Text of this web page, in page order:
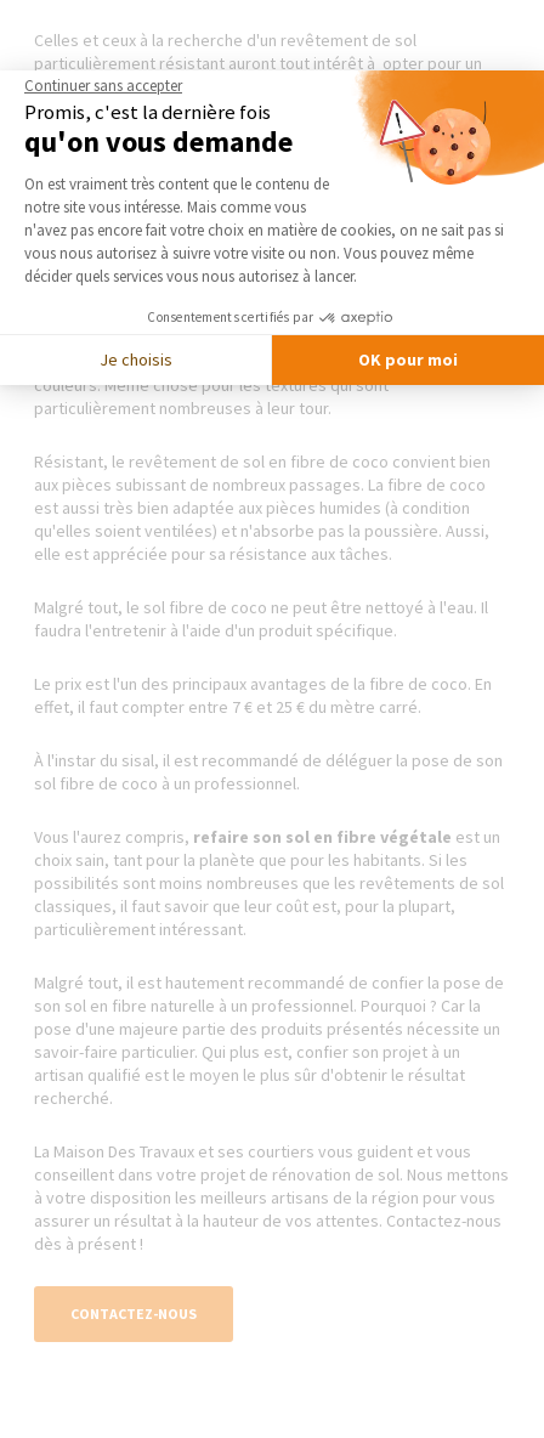
Celles et ceux à la recherche d'un revêtement de sol
particulièrement résistant auront tout intérêt à opter pour un
tissage plat et non du bouclé.
Côté prix, comptez entre 10 € et 60 € du mètre carré. Aussi,
poser un sol sisal
nécessite un minimum de connaissances et
de compétences.
Sol fibre de coco
Autre possibilité qui s'offre à nous au moment de rénover son
sol : la fibre de coco. Comme son nom le laisse deviner, ce type
de sol est conçu avec de l'écorce de noix de coco. Le
revêtement qui en découle est proposé sous une panoplie de
couleurs. Même chose pour les textures qui sont
particulièrement nombreuses à leur tour.
Résistant, le revêtement de sol en fibre de coco convient bien
aux pièces subissant de nombreux passages. La fibre de coco
est aussi très bien adaptée aux pièces humides (à condition
qu'elles soient ventilées) et n'absorbe pas la poussière. Aussi,
elle est appréciée pour sa résistance aux tâches.
Malgré tout, le sol fibre de coco ne peut être nettoyé à l'eau. Il
faudra l'entretenir à l'aide d'un produit spécifique.
Le prix est l'un des principaux avantages de la fibre de coco. En
effet, il faut compter entre 7 € et 25 € du mètre carré.
À l'instar du sisal, il est recommandé de déléguer la pose de son
sol fibre de coco à un professionnel.
Vous l'aurez compris, refaire son sol en fibre végétale est un
choix sain, tant pour la planète que pour les habitants. Si les
possibilités sont moins nombreuses que les revêtements de sol
classiques, il faut savoir que leur coût est, pour la plupart,
particulièrement intéressant.
Malgré tout, il est hautement recommandé de confier la pose de
son sol en fibre naturelle à un professionnel. Pourquoi ? Car la
pose d'une majeure partie des produits présentés nécessite un
savoir-faire particulier. Qui plus est, confier son projet à un
artisan qualifié est le moyen le plus sûr d'obtenir le résultat
recherché.
La Maison Des Travaux et ses courtiers vous guident et vous
conseillent dans votre projet de rénovation de sol. Nous mettons
à votre disposition les meilleurs artisans de la région pour vous
assurer un résultat à la hauteur de vos attentes. Contactez-nous
dès à présent !
CONTACTEZ-NOUS
Continuer sans accepter
Promis, c'est la dernière fois
qu'on vous demande
Plateforme de Gestion du
On est vraiment très content que le contenu de
notre site vous intéresse. Mais comme vous
n'avez pas encore fait votre choix en matière de cookies, on ne sait pas si
vous nous autorisez à suivre votre visite ou non. Vous pouvez même
décider quels services vous nous autorisez à lancer.
Consentements certifiés par
Je choisis OK pour moi
Axeptio consent